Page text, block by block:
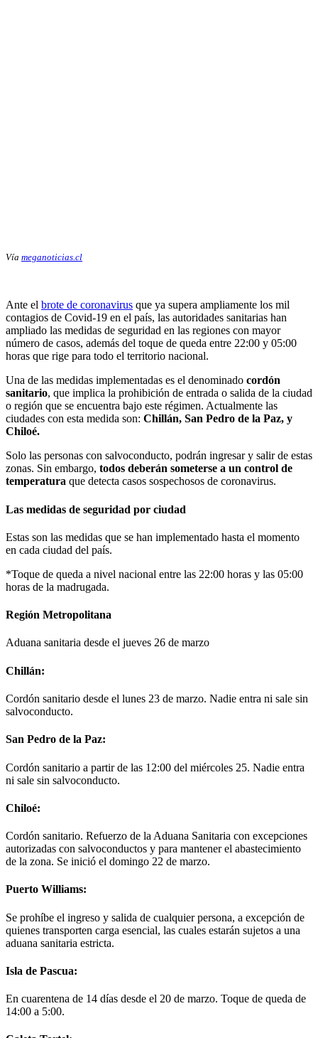
Vía meganoticias.cl
Ante el brote de coronavirus que ya supera ampliamente los mil
contagios de Covid-19 en el país, las autoridades sanitarias han
ampliado las medidas de seguridad en las regiones con mayor
número de casos, además del toque de queda entre 22:00 y 05:00
horas que rige para todo el territorio nacional.
Una de las medidas implementadas es el denominado cordón
sanitario, que implica la prohibición de entrada o salida de la ciudad
o región que se encuentra bajo este régimen. Actualmente las
ciudades con esta medida son: Chillán, San Pedro de la Paz, y
Chiloé.
Solo las personas con salvoconducto, podrán ingresar y salir de estas
zonas. Sin embargo, todos deberán someterse a un control de
temperatura que detecta casos sospechosos de coronavirus.
Las medidas de seguridad por ciudad
Estas son las medidas que se han implementado hasta el momento
en cada ciudad del país.
*Toque de queda a nivel nacional entre las 22:00 horas y las 05:00
horas de la madrugada.
Región Metropolitana
Aduana sanitaria desde el jueves 26 de marzo
Chillán:
Cordón sanitario desde el lunes 23 de marzo. Nadie entra ni sale sin
salvoconducto.
San Pedro de la Paz:
Cordón sanitario a partir de las 12:00 del miércoles 25. Nadie entra
ni sale sin salvoconducto.
Chiloé:
Cordón sanitario. Refuerzo de la Aduana Sanitaria con excepciones
autorizadas con salvoconductos y para mantener el abastecimiento
de la zona. Se inició el domingo 22 de marzo.
Puerto Williams:
Se prohíbe el ingreso y salida de cualquier persona, a excepción de
quienes transporten carga esencial, las cuales estarán sujetos a una
aduana sanitaria estricta.
Isla de Pascua:
En cuarentena de 14 días desde el 20 de marzo. Toque de queda de
14:00 a 5:00.